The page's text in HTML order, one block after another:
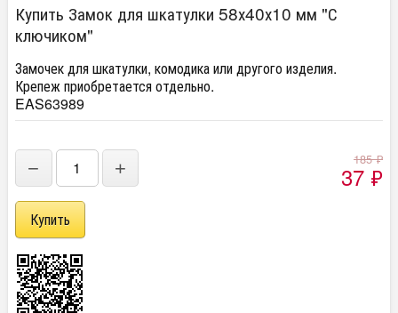
Купить Замок для шкатулки 58х40х10 мм "С
ключиком"
Замочек для шкатулки, комодика или другого изделия.
Крепеж приобретается отдельно.
EAS63989
− + 185₽
37 ₽